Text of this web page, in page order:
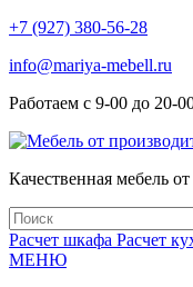
+7 (927) 380-56-28
info@mariya-mebell.ru
Работаем с 9-00 до 20-
Качественная мебель
Расчет шкафа Расчет
МЕНЮ